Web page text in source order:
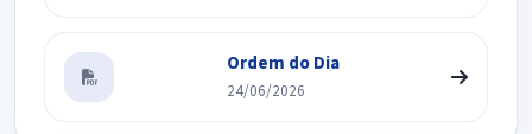
Ordem do Dia
24/06/2026